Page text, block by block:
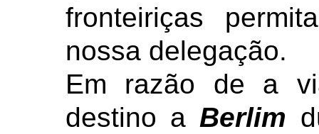
fronteiriças
nossa delegação.
Em razão de a
destino a Berlim